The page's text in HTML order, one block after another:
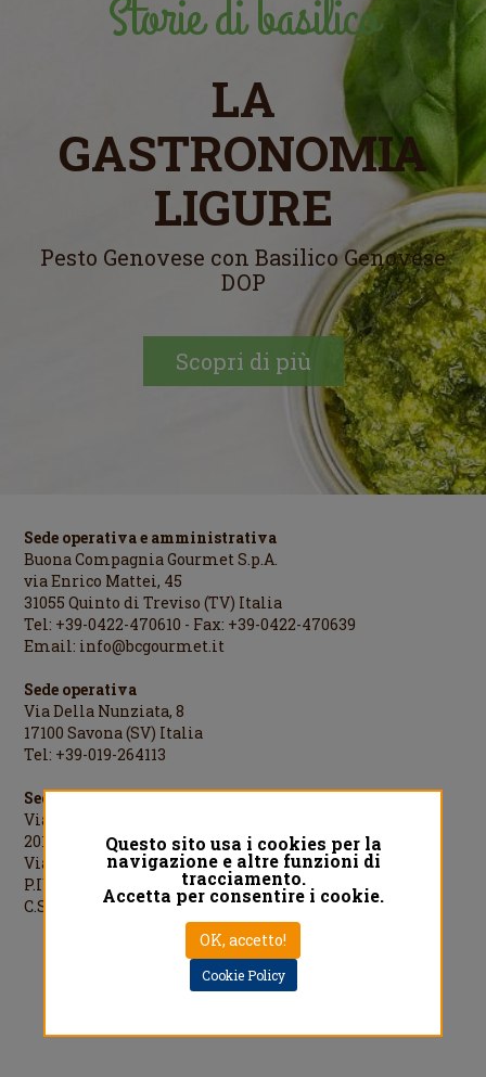
Storie di basilico
LA
GASTRONOMIA
LIGURE
Pesto Genovese con Basilico Genovese
DOP
Scopri di più
Sede operativa e amministrativa
Buona Compagnia Gourmet S.p.A.
via Enrico Mattei, 45
31055 Quinto di Treviso (TV) Italia
Tel: +39-0422-470610 - Fax: +39-0422-470639
Email: info@bcgourmet.it
Sede operativa
Via Della Nunziata, 8
17100 Savona (SV) Italia
Tel: +39-019-264113
Sede legale
Via Cesare Cantù, 1
20123 Milano (MI) Italia
Via Cesare Cantù, 1 - 20123 Milano Italia
P.IVA/C.F./R.I.MI: 08442060961
C.S.: €1.000.000,00 i.v.
Designed by QREACTIVE.COM
Privacy Policy
Questo sito usa i cookies per la
navigazione e altre funzioni di
tracciamento.
Accetta per consentire i cookie.
OK, accetto!
Cookie Policy